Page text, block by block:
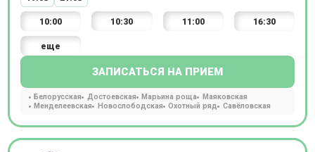
10:00 10:30 11:00 16:30
еще
ЗАПИСАТЬСЯ НА ПРИЕМ
Белорусская Достоевская Марьина роща
Маяковская
Менделеевская
Новослободская Охотный ряд Савёловская